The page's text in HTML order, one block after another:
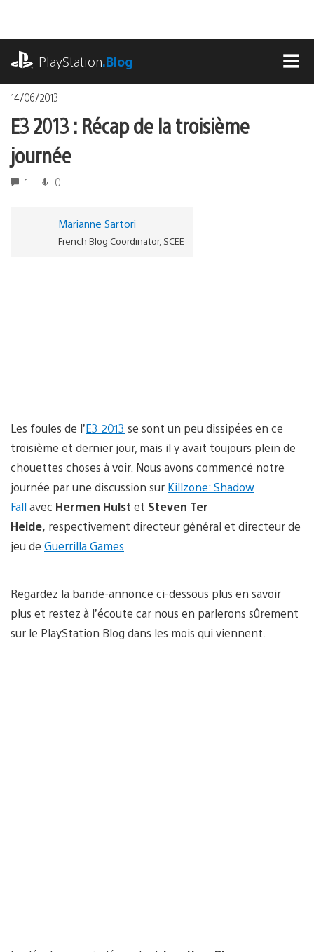
contenu
PlayStation.Blog
14/06/2013
E3 2013 : Récap de la troisième
journée
1 0
Marianne Sartori
French Blog Coordinator, SCEE
Les foules de l’E3 2013 se sont un peu dissipées en ce
troisième et dernier jour, mais il y avait toujours plein de
chouettes choses à voir. Nous avons commencé notre
journée par une discussion sur Killzone: Shadow
Fallavec Hermen Hulst et Steven Ter
Heide, respectivement directeur général et directeur de
jeu de Guerrilla Games
Regardez la bande-annonce ci-dessous plus en savoir
plus et restez à l’écoute car nous en parlerons sûrement
sur le PlayStation Blog dans les mois qui viennent.